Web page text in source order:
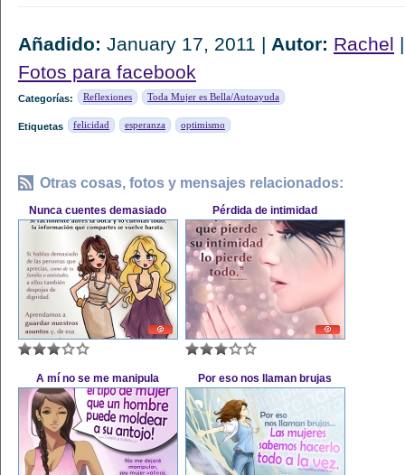
Añadido: January 17, 2011 | Autor: Rachel
Fotos para facebook
Categorías: Reflexiones Toda Mujer es Bella/Autoayuda
Etiquetas felicidad esperanza optimismo
Otras cosas, fotos y mensajes relacionados:
Nunca cuentes demasiado Pérdida de intimidad
A mí no se me manipula Por eso nos llaman brujas